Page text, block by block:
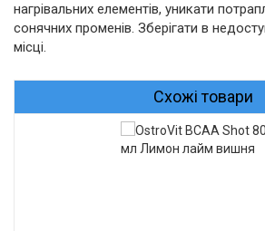
нагрівальних елементів, уникати
сонячних променів. Зберігати в
місці.
Схожі товари